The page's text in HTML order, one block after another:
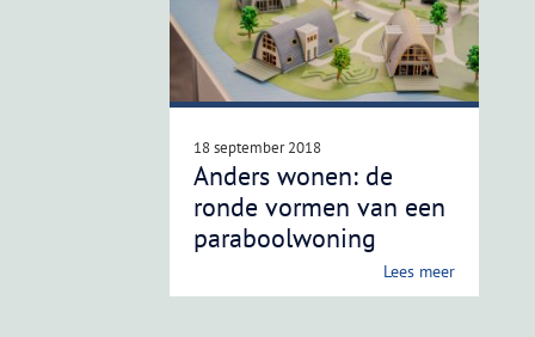
18 september 2018
Anders wonen: de
ronde vormen van een
paraboolwoning
Lees meer